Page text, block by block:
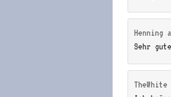
Henning
Sehr
TheWhite